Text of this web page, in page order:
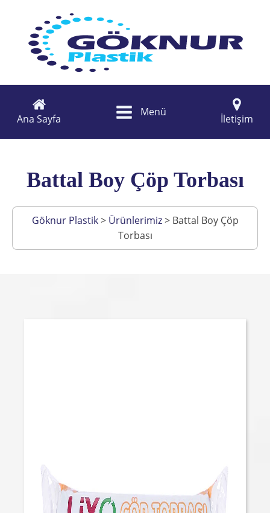
Ana Sayfa
Menü
İletişim
Battal Boy Çöp Torbası
Göknur Plastik> Ürünlerimiz> Battal Boy Çöp
Torbası